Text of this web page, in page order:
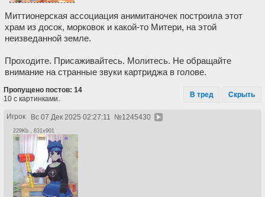
Миттионерская ассоциация анимитаночек построила этот
храм из досок, морковок и какой-то Митери, на этой
неизведанной земле.
Проходите. Присаживайтесь. Молитесь. Не обращайте
внимание на странные звуки картриджа в голове.
Пропущено постов: 14
10 с картинками.
В тред Скрыть
Игрок Вс 07 Дек 2025 02:27:11 №1245430
229Kb , 831x901